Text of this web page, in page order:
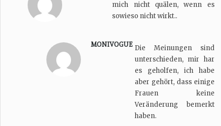
mich nicht quälen, wenn es
sowieso nicht wirkt..
MONIVOGUE Die Meinungen sind
unterschieden, mir har
es geholfen, ich habe
aber gehört, dass einige
Frauen keine
Veränderung bemerkt
haben.